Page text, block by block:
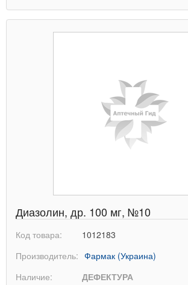
Диазолин, др. 100 мг, №10
Код товара:
1012183
Производитель: Фармак (Украина)
Наличие:
ДЕФЕКТУРА